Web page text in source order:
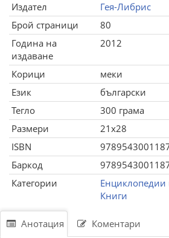
Издател
Гея-Либрис
Брой страници
80
Година на
издаване
2012
Корици
меки
Език
български
Тегло
300 грама
Размери
21x28
ISBN
Баркод
Категории
Книги
Анотация Коментари